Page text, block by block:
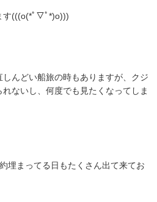
す(((o(*ﾟ▽ﾟ*)o)))
んどい船旅の時もありますが、クジ
ないし、何度でも見たくなってしま
埋まってる日もたくさん出て来てお